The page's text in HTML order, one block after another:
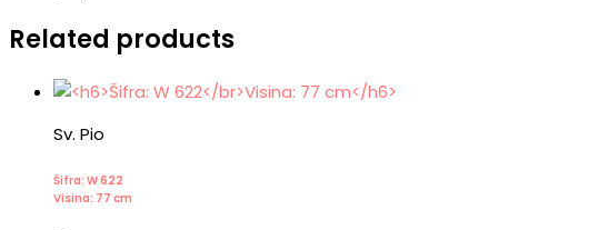
Related products
Sv. Pio
Šifra: W 622
Visina: 77 cm